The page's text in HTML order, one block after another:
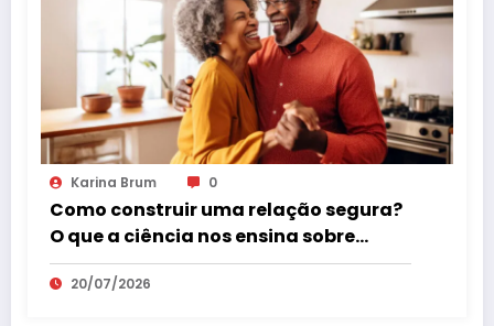
Karina Brum 0
Como construir uma relação segura?
O que a ciência nos ensina sobre
vínculos que realmente fazem bem.
20/07/2026